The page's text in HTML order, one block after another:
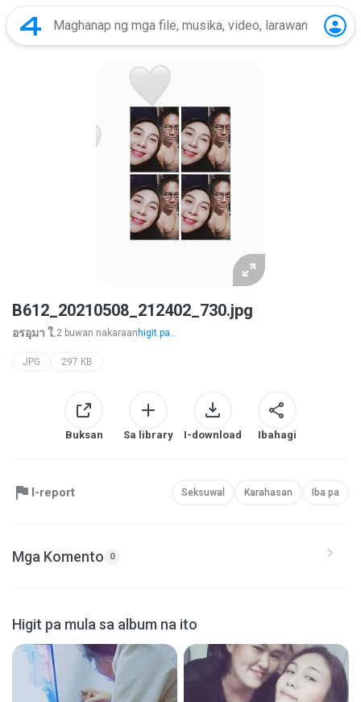
B612_20210508_212402_730.jpg
อรอุมา ใ.2 buwan nakaraan higit pa...
JPG 297 KB
Buksan Sa library I-download Ibahagi
I-report Seksuwal Karahasan Iba pa
Mga Komento 0
Higit pa mula sa album na ito